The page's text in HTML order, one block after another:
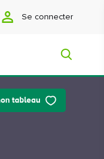
Se connecter
tableau